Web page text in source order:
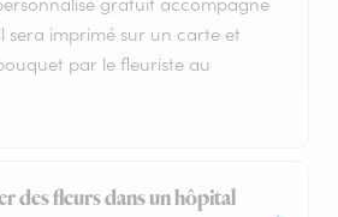
sera imprimé sur un carte et
par le fleuriste au
des fleurs dans un hôpital